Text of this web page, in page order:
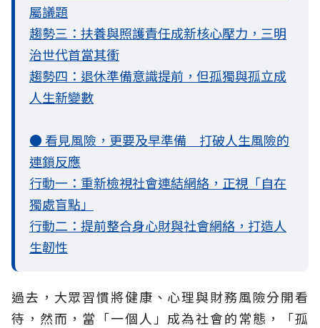
屬議題
趨勢三：扶養與照護責任成新核心壓力，三明
治世代首當其衝
趨勢四：退休準備意識提前，但孤獨與孤立成
人生新變數
● 看見風險，更要及早準備 打破人生風險的
連鎖反應
行動一：重新檢視社會連結網絡，正視「自在
獨處盲點」
行動二：提前整合身心財與社會網絡，打造人
生韌性
過去，大眾習慣將健康、心理與財務風險分開看
待，然而，當「一個人」成為社會的常態，「孤